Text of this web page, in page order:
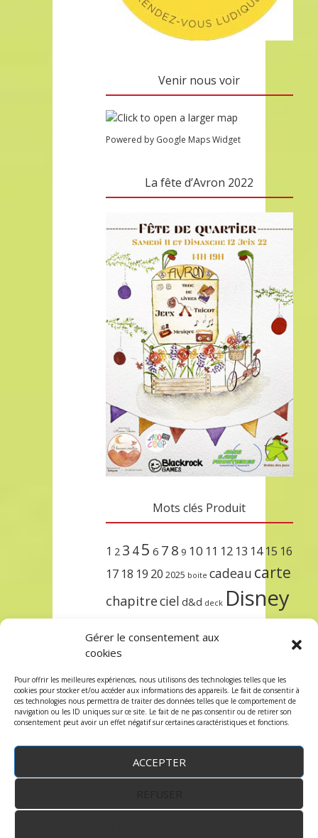
Gérer le consentement aux
cookies
Pour offrir les meilleures expériences, nous utilisons des technologies telles que les
cookies pour stocker et/ou accéder aux informations des appareils. Le fait de consentir à
ces technologies nous permettra de traiter des données telles que le comportement de
navigation ou les ID uniques sur ce site. Le fait de ne pas consentir ou de retirer son
consentement peut avoir un effet négatif sur certaines caractéristiques et fonctions.
ACCEPTER
Venir nous voir
Powered by Google Maps Widget
La fête d’Avron 2022
Mots clés Produit
1 2 3 45 6 7 8 9 10 11 12 13 14 15 16
17 18 19 20 2025 boite cadeau carte
chapitreciel d&d deck Disney
lorcana
protègeprécommandesetsleeve
terre trois unlockursula étincelant
Copyright © 2023 robindesjeux.com -Mentions